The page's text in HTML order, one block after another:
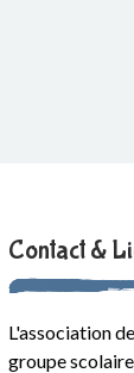
Contact &
L'association
groupe